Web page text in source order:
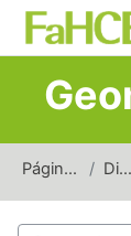
Ir para o
Página principal Disciplinas